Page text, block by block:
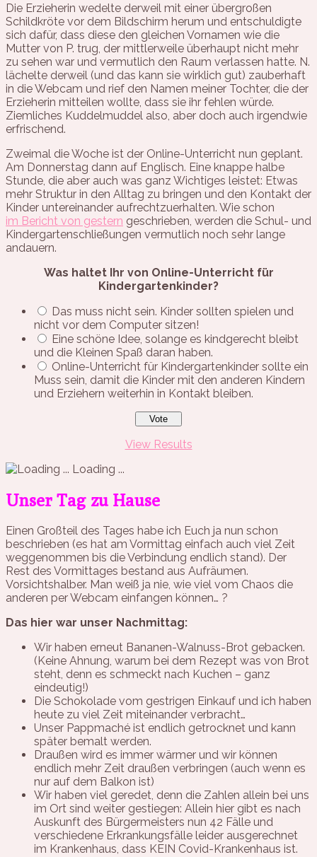
Die Erzieherin wedelte derweil mit einer übergroßen
Schildkröte vor dem Bildschirm herum und entschuldigte
sich dafür, dass diese den gleichen Vornamen wie die
Mutter von P. trug, der mittlerweile überhaupt nicht mehr
zu sehen war und vermutlich den Raum verlassen hatte. N.
lächelte derweil (und das kann sie wirklich gut) zauberhaft
in die Webcam und rief den Namen meiner Tochter, die der
Erzieherin mitteilen wollte, dass sie ihr fehlen würde.
Ziemliches Kuddelmuddel also, aber doch auch irgendwie
erfrischend.
Zweimal die Woche ist der Online-Unterricht nun geplant.
Am Donnerstag dann auf Englisch. Eine knappe halbe
Stunde, die aber auch was ganz Wichtiges leistet: Etwas
mehr Struktur in den Alltag zu bringen und den Kontakt der
Kinder untereinander aufrechtzuerhalten. Wie schon
im Bericht von gestern geschrieben, werden die Schul- und
Kindergartenschließungen vermutlich noch sehr lange
andauern.
Was haltet Ihr von Online-Unterricht für
Kindergartenkinder?
Das muss nicht sein. Kinder sollten spielen und
nicht vor dem Computer sitzen!
Eine schöne Idee, solange es kindgerecht bleibt
und die Kleinen Spaß daran haben.
Online-Unterricht für Kindergartenkinder sollte ein
Muss sein, damit die Kinder mit den anderen Kindern
und Erziehern weiterhin in Kontakt bleiben.
View Results
Loading ...
Unser Tag zu Hause
Einen Großteil des Tages habe ich Euch ja nun schon
beschrieben (es hat am Vormittag einfach auch viel Zeit
weggenommen bis die Verbindung endlich stand). Der
Rest des Vormittages bestand aus Aufräumen.
Vorsichtshalber. Man weiß ja nie, wie viel vom Chaos die
anderen per Webcam einfangen können… ?
Das hier war unser Nachmittag:
Wir haben erneut Bananen-Walnuss-Brot gebacken.
(Keine Ahnung, warum bei dem Rezept was von Brot
steht, denn es schmeckt nach Kuchen – ganz
eindeutig!)
Die Schokolade vom gestrigen Einkauf und ich haben
heute zu viel Zeit miteinander verbracht…
Unser Pappmaché ist endlich getrocknet und kann
später bemalt werden.
Draußen wird es immer wärmer und wir können
endlich mehr Zeit draußen verbringen (auch wenn es
nur auf dem Balkon ist)
Wir haben viel geredet, denn die Zahlen allein bei uns
im Ort sind weiter gestiegen: Allein hier gibt es nach
Auskunft des Bürgermeisters nun 42 Fälle und
verschiedene Erkrankungsfälle leider ausgerechnet
im Krankenhaus, dass KEIN Covid-Krankenhaus ist.